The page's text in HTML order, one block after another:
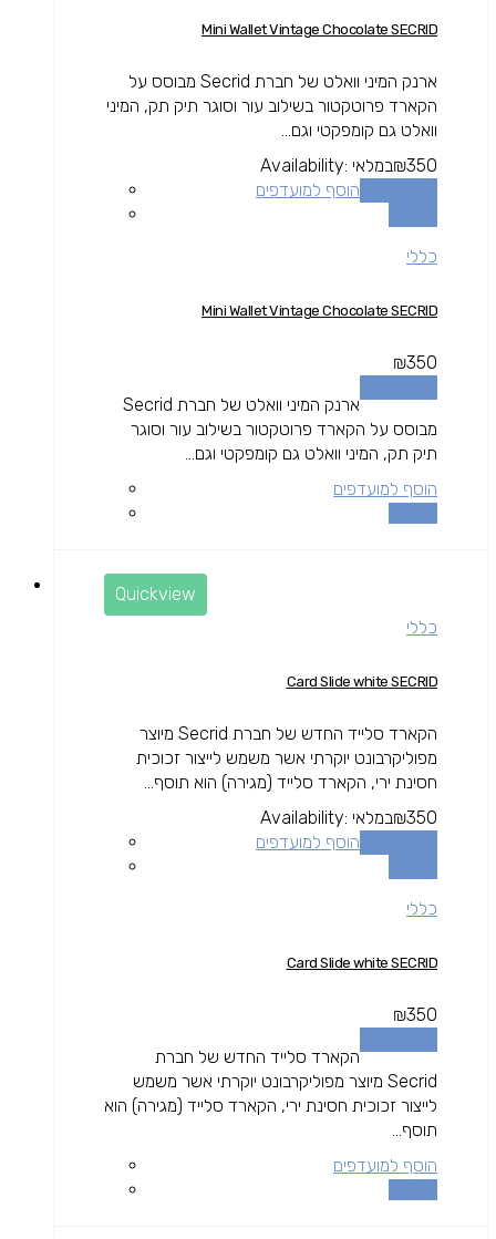
Mini Wallet Vintage Chocolate SECRID
ארנק המיני וואלט של חברת Secrid מבוסס על
הקארד פרוטקטור בשילוב עור וסוגר תיק תק, המיני
וואלט גם קומפקטי וגם...
₪350
Availability: במלאי
הוסף למועדפים
כללי
Mini Wallet Vintage Chocolate SECRID
₪350
ארנק המיני וואלט של חברת Secrid
מבוסס על הקארד פרוטקטור בשילוב עור וסוגר
תיק תק, המיני וואלט גם קומפקטי וגם...
הוסף למועדפים
Quickview
כללי
Card Slide white SECRID
הקארד סלייד החדש של חברת Secrid מיוצר
מפוליקרבונט יוקרתי אשר משמש לייצור זכוכית
חסינת ירי, הקארד סלייד (מגירה) הוא תוסף...
₪350
Availability: במלאי
הוסף למועדפים
כללי
Card Slide white SECRID
₪350
הקארד סלייד החדש של חברת
Secrid מיוצר מפוליקרבונט יוקרתי אשר משמש
לייצור זכוכית חסינת ירי, הקארד סלייד (מגירה) הוא
תוסף...
הוסף למועדפים